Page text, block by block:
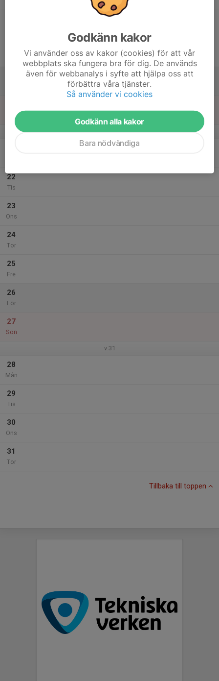
Sön
v.30
22
Tis
23
Ons
24
Tor
25
Fre
26
Lör
27
Sön
v.31
28
Mån
29
Tis
30
Ons
31
Tor
Tillbaka till toppen
Godkänn kakor
Vi använder oss av kakor (cookies) för att vår
webbplats ska fungera bra för dig. De används
även för webbanalys i syfte att hjälpa oss att
förbättra våra tjänster.
Så använder vi cookies
Godkänn alla kakor
Bara nödvändiga